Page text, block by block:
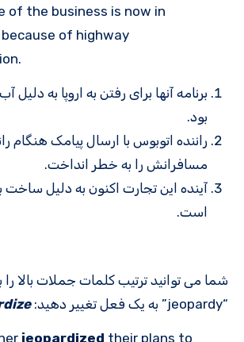
of the business is now in
because of highway
برنامه آنها برای رفتن به اروپا به
بود.
راننده اتوبوس با ارسال پیامک هنگام
مسافرانش را به خطر انداخت.
آینده این تجارت اکنون به دلیل ساخت
است.
شما می توانید ترتیب کلمات جملات بالا را
“jeopardy” به یک فعل تغییر دهید:
jeopardized their plans to